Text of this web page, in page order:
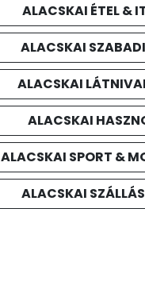
ALACSKAI ÉTEL &
ALACSKAI
ALACSKAI
ALACSKAI
ALACSKAI SPORT &
ALACSKAI